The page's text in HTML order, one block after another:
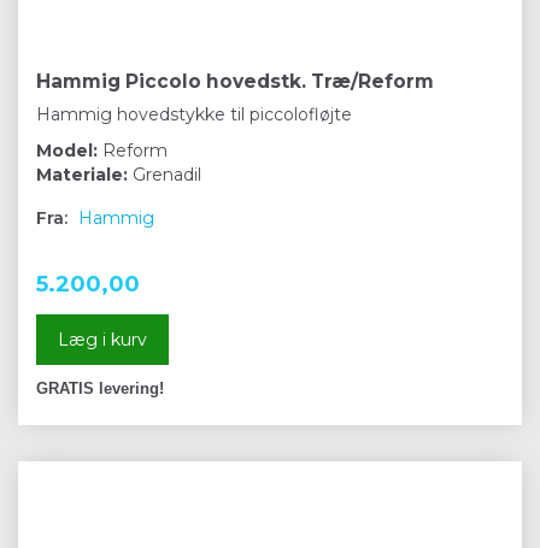
Hammig Piccolo hovedstk. Træ/Reform
Hammig hovedstykke til piccolofløjte
Model: Reform
Materiale: Grenadil
Fra: Hammig
5.200,00
Læg i kurv
GRATIS levering!